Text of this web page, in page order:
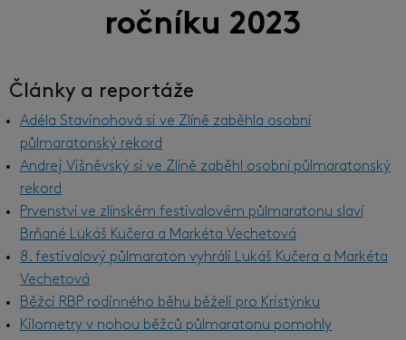
ročníku 2023
Články a reportáže
Adéla Stavinohová si ve Zlíně zaběhla osobní
půlmaratonský rekord
Andrej Višněvský si ve Zlíně zaběhl osobní půlmaratonský
rekord
Prvenství ve zlínském festivalovém půlmaratonu slaví
Brňané Lukáš Kučera a Markéta Vechetová
8. festivalový půlmaraton vyhráli Lukáš Kučera a Markéta
Vechetová
Běžci RBP rodinného běhu běželi pro Kristýnku
Kilometry v nohou běžců půlmaratonu pomohly